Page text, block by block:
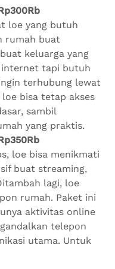
loe yang butuh
rumah buat
keluarga yang
tapi butuh
terhubung lewat
bisa tetap akses
sambil
yang praktis.
loe bisa menikmati
buat streaming,
lagi, loe
rumah. Paket ini
aktivitas online
telepon
utama. Untuk